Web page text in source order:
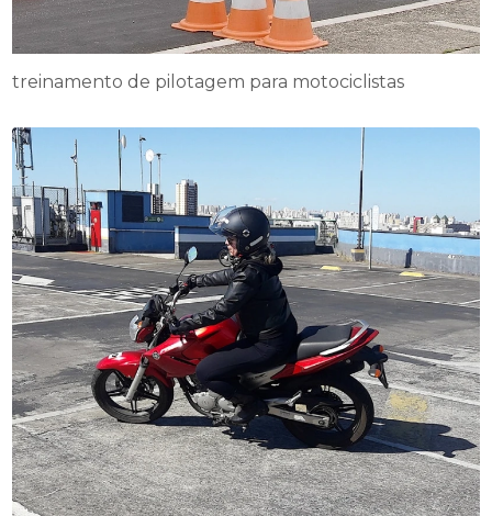
treinamento de pilotagem para motociclistas